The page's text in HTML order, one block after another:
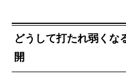
どうして打たれ弱くな
開